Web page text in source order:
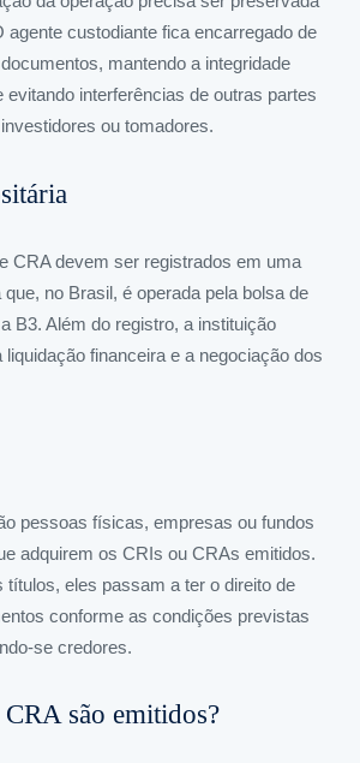
agente custodiante fica encarregado de
mantendo a integridade
evitando interferências de outras partes
ou tomadores.
CRA devem ser registrados em uma
no Brasil, é operada pela bolsa de
B3. Além do registro, a instituição
liquidação financeira e a negociação dos
pessoas físicas, empresas ou fundos
adquirem os CRIs ou CRAs emitidos.
eles passam a ter o direito de
conforme as condições previstas
se credores.
são emitidos?